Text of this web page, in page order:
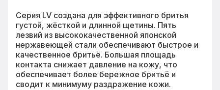
Серия LV создана для эффективного бритья
густой, жёсткой и длинной щетины. Пять
лезвий из высококачественной японской
нержавеющей стали обеспечивают быстрое и
качественное бритьё. Большая площадь
контакта снижает давление на кожу, что
обеспечивает более бережное бритьё и
сводит к минимуму раздражение кожи.